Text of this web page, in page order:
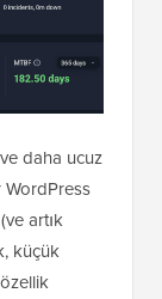
daha ucuz
WordPress
artık
küçük